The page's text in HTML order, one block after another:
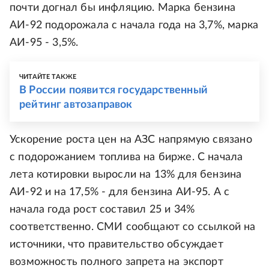
почти догнал бы инфляцию. Марка бензина
АИ-92 подорожала с начала года на 3,7%, марка
АИ-95 - 3,5%.
ЧИТАЙТЕ ТАКЖЕ
В России появится государственный
рейтинг автозаправок
Ускорение роста цен на АЗС напрямую связано
с подорожанием топлива на бирже. С начала
лета котировки выросли на 13% для бензина
АИ-92 и на 17,5% - для бензина АИ-95. А с
начала года рост составил 25 и 34%
соответственно. СМИ сообщают со ссылкой на
источники, что правительство обсуждает
возможность полного запрета на экспорт